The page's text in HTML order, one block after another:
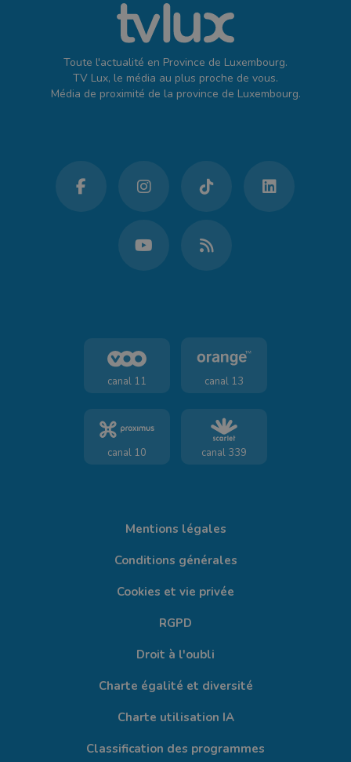
Toute l'actualité en Province de Luxembourg.
TV Lux, le média au plus proche de vous.
Média de proximité de la province de Luxembourg.
canal 11 canal 13
canal 10 canal 339
Mentions légales
Conditions générales
Cookies et vie privée
RGPD
Droit à l'oubli
Charte égalité et diversité
Charte utilisation IA
Classification des programmes